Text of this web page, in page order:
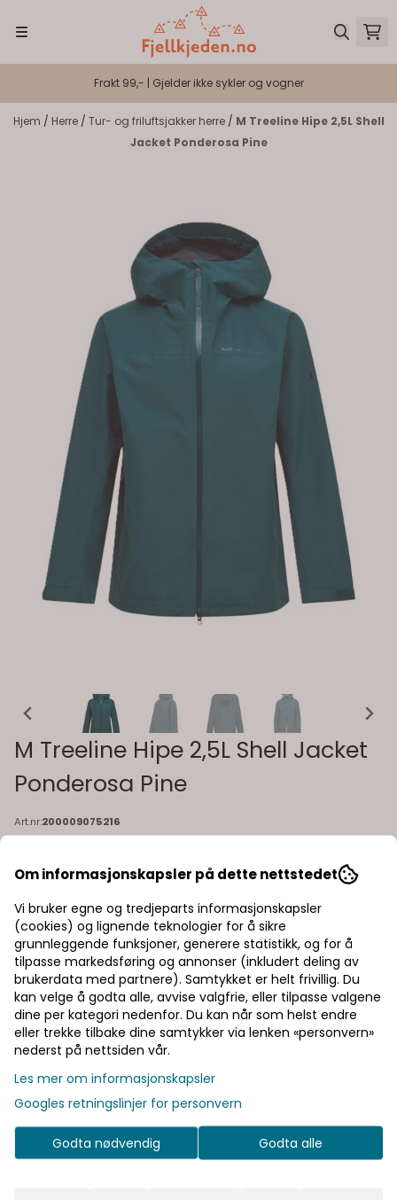
Frakt 99,- | Gjelder ikke sykler og vogner
Hjem / Herre / Tur- og friluftsjakker herre / M Treeline Hipe 2,5L Shell
Jacket Ponderosa Pine
M Treeline Hipe 2,5L Shell Jacket
Ponderosa Pine
Art.nr:200009075216
en lett og allsidig regnjakken med en avslappet passform
som er laget for alle årstider. Det tekniske 2,5-lags stoffet
komfort. Den har store skjulte håndlommer med glidelåser
og en hette med hurtigjustering med én hånd, samt en
nedre kant og ermekanter med tilpassbar passform. Farge:
ponderosa pine Egenskaper: avslappet passform lett og
allsidig regnjakke glidelåslommer
2.600,-
Velg størrelse
På lager
Om informasjonskapsler på dette nettstedet
Vi bruker egne og tredjeparts informasjonskapsler
(cookies) og lignende teknologier for å sikre
grunnleggende funksjoner, generere statistikk, og for å
tilpasse markedsføring og annonser (inkludert deling av
brukerdata med partnere). Samtykket er helt frivillig. Du
kan velge å godta alle, avvise valgfrie, eller tilpasse valgene
dine per kategori nedenfor. Du kan når som helst endre
eller trekke tilbake dine samtykker via lenken «personvern»
nederst på nettsiden vår.
Les mer om informasjonskapsler
Googles retningslinjer for personvern
Godta nødvendig Godta alle